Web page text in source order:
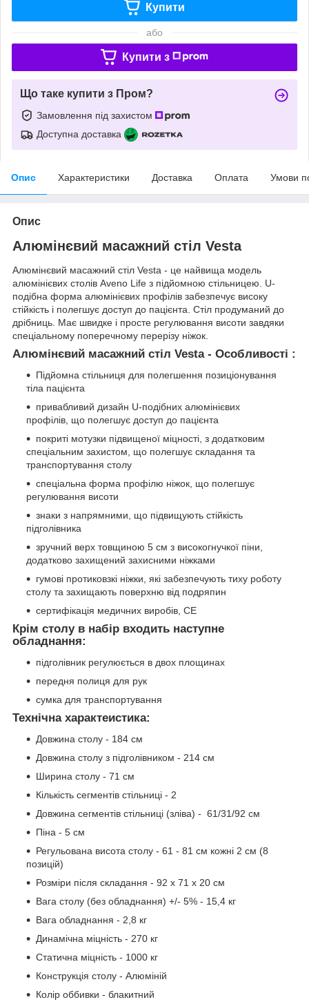
Купити
або
Купити з
Що таке купити з Пром?
Замовлення під захистом
Доступна доставка
Опис Характеристики Доставка Оплата Умови
Опис
Алюмінєвий масажний стіл Vesta
Алюмінєвий масажний стіл Vesta - це найвища модель
алюмінієвих столів Aveno Life з підйомною стільницею. U-
подібна форма алюмінієвих профілів забезпечує високу
стійкість і полегшує доступ до пацієнта. Стіл продуманий до
дрібниць. Має швидке і просте регулювання висоти завдяки
спеціальному поперечному перерізу ніжок.
Алюмінєвий масажний стіл Vesta - Особливості :
Підйомна стільниця для полегшення позиціонування
тіла пацієнта
привабливий дизайн U-подібних алюмінієвих
профілів, що полегшує доступ до пацієнта
покриті мотузки підвищеної міцності, з додатковим
спеціальним захистом, що полегшує складання та
транспортування столу
спеціальна форма профілю ніжок, що полегшує
регулювання висоти
знаки з напрямними, що підвищують стійкість
підголівника
зручний верх товщиною 5 см з високогнучкої піни,
додатково захищений захисними ніжками
гумові протиковзкі ніжки, які забезпечують тиху роботу
столу та захищають поверхню від подряпин
сертифікація медичних виробів, CE
Крім столу в набір входить наступне
обладнання:
підголівник регулюється в двох площинах
передня полиця для рук
сумка для транспортування
Технічна характеистика:
Довжина столу - 184 см
Довжина столу з підголівником - 214 см
Ширина столу - 71 см
Кількість сегментів стільниці - 2
Довжина сегментів стільниці (зліва) - 61/31/92 см
Піна - 5 см
Регульована висота столу - 61 - 81 см кожні 2 см (8
позицій)
Розміри після складання - 92 х 71 х 20 см
Вага столу (без обладнання) +/- 5% - 15,4 кг
Вага обладнання - 2,8 кг
Динамічна міцність - 270 кг
Статична міцність - 1000 кг
Конструкція столу - Алюміній
Колір оббивки - блакитний